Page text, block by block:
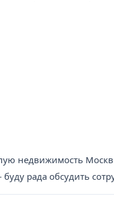
недвижимость
рада обсудить